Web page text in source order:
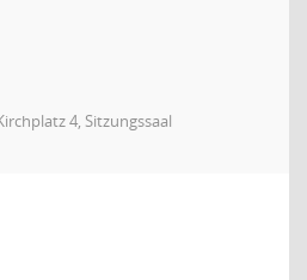
4, Sitzungssaal